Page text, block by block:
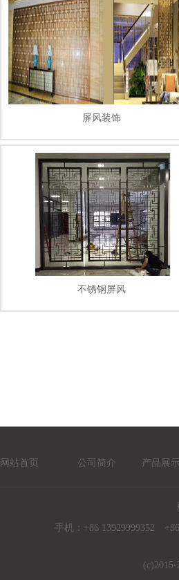
屏风装饰
不锈钢屏风
网站首页 公司简介 产品展示
手机：+86 13929999352